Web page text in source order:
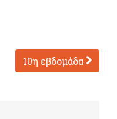
10η εβδομάδα